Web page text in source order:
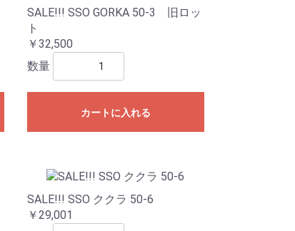
SALE!!! SSO GORKA 50-3 旧ロッ
ト
￥32,500
数量
カートに入れる
SALE!!! SSO ククラ 50-6
￥29,001